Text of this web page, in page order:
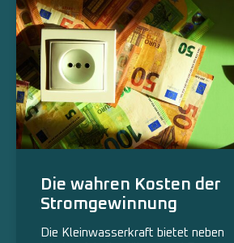
Die wahren Kosten der
Stromgewinnung
Die Kleinwasserkraft bietet neben